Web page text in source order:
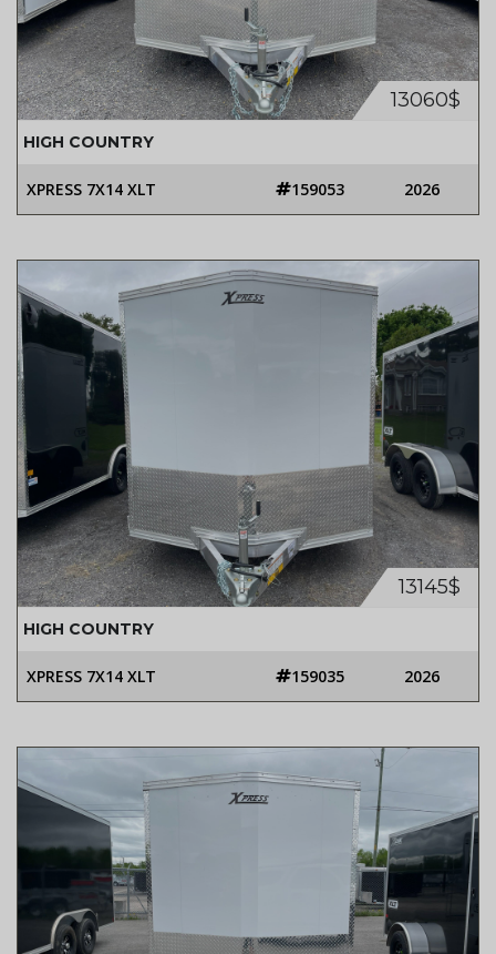
13060$
HIGH COUNTRY
XPRESS 7X14 XLT 159053 2026
13145$
HIGH COUNTRY
XPRESS 7X14 XLT 159035 2026